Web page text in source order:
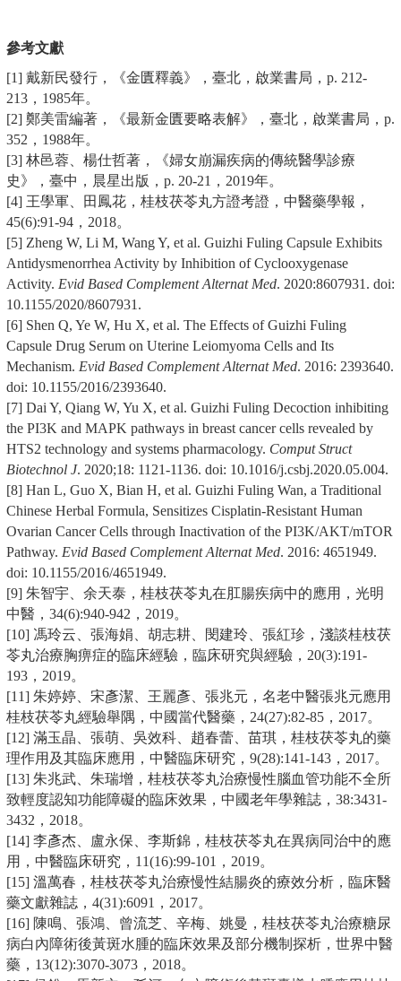
參考文獻
[1] 戴新民發行，《金匱釋義》，臺北，啟業書局，p. 212-
213，1985年。
[2] 鄭美雷編著，《最新金匱要略表解》，臺北，啟業書局，p.
352，1988年。
[3] 林邑蓉、楊仕哲著，《婦女崩漏疾病的傳統醫學診療
史》，臺中，晨星出版，p. 20-21，2019年。
[4] 王學軍、田鳳花，桂枝茯苓丸方證考證，中醫藥學報，
45(6):91-94，2018。
[5] Zheng W, Li M, Wang Y, et al. Guizhi Fuling Capsule Exhibits
Antidysmenorrhea Activity by Inhibition of Cyclooxygenase
Activity. Evid Based Complement Alternat Med. 2020:8607931. doi:
10.1155/2020/8607931.
[6] Shen Q, Ye W, Hu X, et al. The Effects of Guizhi Fuling
Capsule Drug Serum on Uterine Leiomyoma Cells and Its
Mechanism. Evid Based Complement Alternat Med. 2016: 2393640.
doi: 10.1155/2016/2393640.
[7] Dai Y, Qiang W, Yu X, et al. Guizhi Fuling Decoction inhibiting
the PI3K and MAPK pathways in breast cancer cells revealed by
HTS2 technology and systems pharmacology. Comput Struct
Biotechnol J. 2020;18: 1121-1136. doi: 10.1016/j.csbj.2020.05.004.
[8] Han L, Guo X, Bian H, et al. Guizhi Fuling Wan, a Traditional
Chinese Herbal Formula, Sensitizes Cisplatin-Resistant Human
Ovarian Cancer Cells through Inactivation of the PI3K/AKT/mTOR
Pathway. Evid Based Complement Alternat Med. 2016: 4651949.
doi: 10.1155/2016/4651949.
[9] 朱智宇、余天泰，桂枝茯苓丸在肛腸疾病中的應用，光明
中醫，34(6):940-942，2019。
[10] 馮玲云、張海娟、胡志耕、閔建玲、張紅珍，淺談桂枝茯
苓丸治療胸痹症的臨床經驗，臨床研究與經驗，20(3):191-
193，2019。
[11] 朱婷婷、宋彥潔、王麗彥、張兆元，名老中醫張兆元應用
桂枝茯苓丸經驗舉隅，中國當代醫藥，24(27):82-85，2017。
[12] 滿玉晶、張萌、吳效科、趙春蕾、苗琪，桂枝茯苓丸的藥
理作用及其臨床應用，中醫臨床研究，9(28):141-143，2017。
[13] 朱兆武、朱瑞增，桂枝茯苓丸治療慢性腦血管功能不全所
致輕度認知功能障礙的臨床效果，中國老年學雜誌，38:3431-
3432，2018。
[14] 李彥杰、盧永保、李斯錦，桂枝茯苓丸在異病同治中的應
用，中醫臨床研究，11(16):99-101，2019。
[15] 溫萬春，桂枝茯苓丸治療慢性結腸炎的療效分析，臨床醫
藥文獻雜誌，4(31):6091，2017。
[16] 陳鳴、張鴻、曾流芝、辛梅、姚曼，桂枝茯苓丸治療糖尿
病白內障術後黃斑水腫的臨床效果及部分機制探析，世界中醫
藥，13(12):3070-3073，2018。